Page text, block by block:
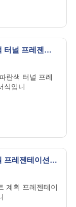
비즈니스|비즈니스 디지털 파란색 터널 프레젠테이션(와이드스크린)
란색 터널 프레
식입니
비즈니스|비즈니스 프로젝트 계획 프레젠테이션(와이드스크린)
계획 프레젠테이